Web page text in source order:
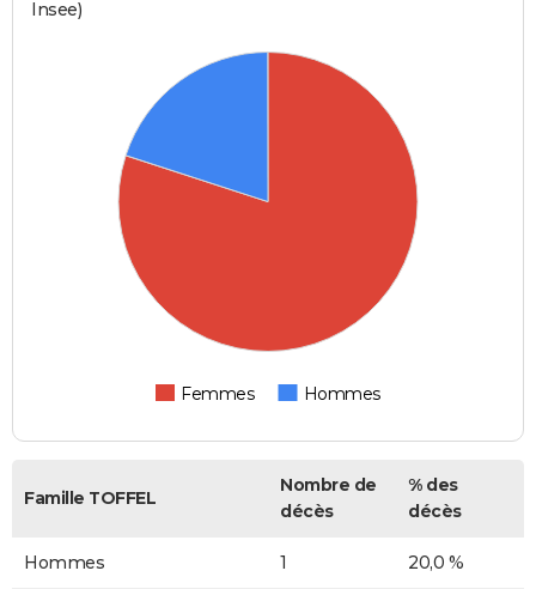
Insee)
Femmes Hommes
Famille TOFFEL
Nombre de
décès
% des
décès
Hommes 1 20,0 %